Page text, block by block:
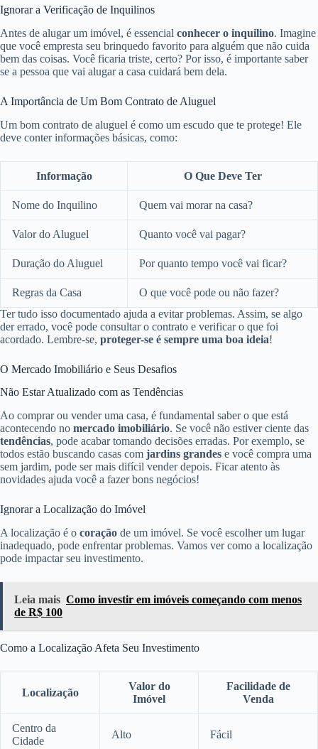
Ignorar a Verificação de Inquilinos
Antes de alugar um imóvel, é essencial conhecer o inquilino. Imagine
que você empresta seu brinquedo favorito para alguém que não cuida
bem das coisas. Você ficaria triste, certo? Por isso, é importante saber
se a pessoa que vai alugar a casa cuidará bem dela.
A Importância de Um Bom Contrato de Aluguel
Um bom contrato de aluguel é como um escudo que te protege! Ele
deve conter informações básicas, como:
Informação O Que Deve Ter
Nome do Inquilino Quem vai morar na casa?
Valor do Aluguel Quanto você vai pagar?
Duração do Aluguel Por quanto tempo você vai ficar?
Regras da Casa
O que você pode ou não fazer?
Ter tudo isso documentado ajuda a evitar problemas. Assim, se algo
der errado, você pode consultar o contrato e verificar o que foi
acordado. Lembre-se, proteger-se é sempre uma boa ideia!
O Mercado Imobiliário e Seus Desafios
Não Estar Atualizado com as Tendências
Ao comprar ou vender uma casa, é fundamental saber o que está
acontecendo no mercado imobiliário. Se você não estiver ciente das
tendências, pode acabar tomando decisões erradas. Por exemplo, se
todos estão buscando casas com jardins grandes e você compra uma
sem jardim, pode ser mais difícil vender depois. Ficar atento às
novidades ajuda você a fazer bons negócios!
Ignorar a Localização do Imóvel
A localização é o coração de um imóvel. Se você escolher um lugar
inadequado, pode enfrentar problemas. Vamos ver como a localização
pode impactar seu investimento.
Leia mais Como investir em imóveis começando com menos
de R$ 100
Como a Localização Afeta Seu Investimento
Localização
Valor do
Imóvel
Facilidade de
Venda
Centro da
Cidade
Alto Fácil